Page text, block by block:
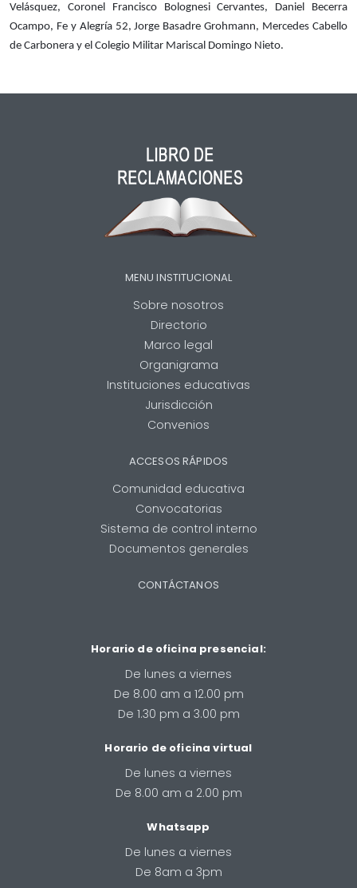
Velásquez, Coronel Francisco Bolognesi Cervantes, Daniel Becerra
Ocampo, Fe y Alegría 52, Jorge Basadre Grohmann, Mercedes Cabello
de Carbonera y el Colegio Militar Mariscal Domingo Nieto.
MENU INSTITUCIONAL
Sobre nosotros
Directorio
Marco legal
Organigrama
Instituciones educativas
Jurisdicción
Convenios
ACCESOS RÁPIDOS
Comunidad educativa
Convocatorias
Sistema de control interno
Documentos generales
CONTÁCTANOS
Horario de oficina presencial:
De lunes a viernes
De 8.00 am a 12.00 pm
De 1.30 pm a 3.00 pm
Horario de oficina virtual
De lunes a viernes
De 8.00 am a 2.00 pm
Whatsapp
De lunes a viernes
De 8am a 3pm